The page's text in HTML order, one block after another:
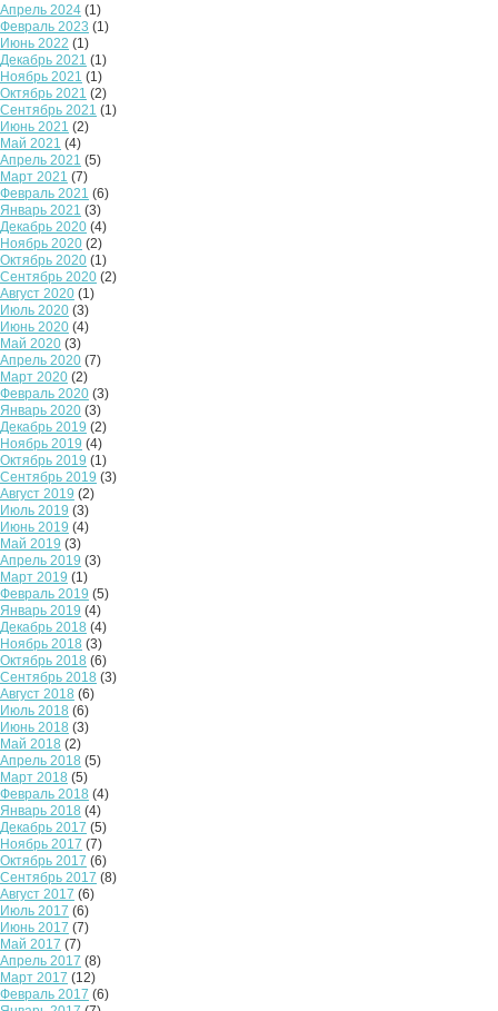
Апрель 2024 (1)
Февраль 2023 (1)
Июнь 2022 (1)
Декабрь 2021 (1)
Ноябрь 2021 (1)
Октябрь 2021 (2)
Сентябрь 2021 (1)
Июнь 2021 (2)
Май 2021 (4)
Апрель 2021 (5)
Март 2021 (7)
Февраль 2021 (6)
Январь 2021 (3)
Декабрь 2020 (4)
Ноябрь 2020 (2)
Октябрь 2020 (1)
Сентябрь 2020 (2)
Август 2020 (1)
Июль 2020 (3)
Июнь 2020 (4)
Май 2020 (3)
Апрель 2020 (7)
Март 2020 (2)
Февраль 2020 (3)
Январь 2020 (3)
Декабрь 2019 (2)
Ноябрь 2019 (4)
Октябрь 2019 (1)
Сентябрь 2019 (3)
Август 2019 (2)
Июль 2019 (3)
Июнь 2019 (4)
Май 2019 (3)
Апрель 2019 (3)
Март 2019 (1)
Февраль 2019 (5)
Январь 2019 (4)
Декабрь 2018 (4)
Ноябрь 2018 (3)
Октябрь 2018 (6)
Сентябрь 2018 (3)
Август 2018 (6)
Июль 2018 (6)
Июнь 2018 (3)
Май 2018 (2)
Апрель 2018 (5)
Март 2018 (5)
Февраль 2018 (4)
Январь 2018 (4)
Декабрь 2017 (5)
Ноябрь 2017 (7)
Октябрь 2017 (6)
Сентябрь 2017 (8)
Август 2017 (6)
Июль 2017 (6)
Июнь 2017 (7)
Май 2017 (7)
Апрель 2017 (8)
Март 2017 (12)
Февраль 2017 (6)